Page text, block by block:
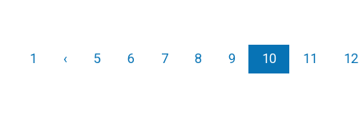
1 ‹Назад
5 6 7 8 9 10 11 12